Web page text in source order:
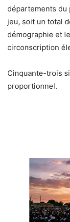
départements du
jeu, soit un total
démographie et
circonscription
Cinquante-trois
proportionnel.